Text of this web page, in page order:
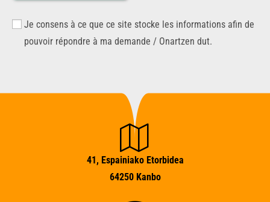
Je consens à ce que ce site stocke les informations afin de
pouvoir répondre à ma demande / Onartzen dut.
41, Espainiako Etorbidea
64250 Kanbo